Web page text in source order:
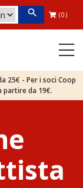
(0)
25€ - Per i soci Coop
da 19€.